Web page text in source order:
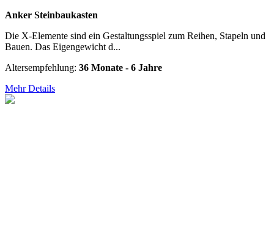
Anker Steinbaukasten
Die X-Elemente sind ein Gestaltungsspiel zum Reihen, Stapeln und
Bauen. Das Eigengewicht d...
Altersempfehlung: 36 Monate - 6 Jahre
Mehr Details